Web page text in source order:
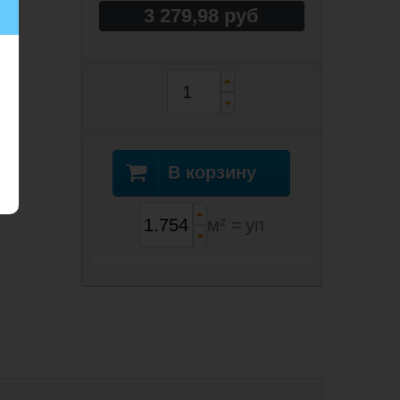
3 279,98 руб
В корзину
м² = уп